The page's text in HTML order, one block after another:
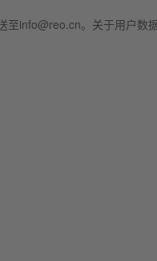
info@reo.cn。关于用户数